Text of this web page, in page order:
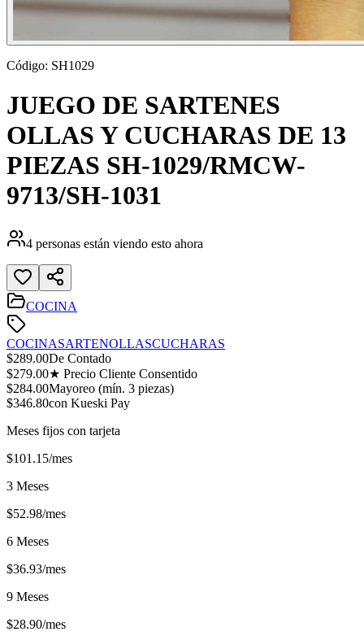
Código: SH1029
JUEGO DE SARTENES
OLLAS Y CUCHARAS DE 13
PIEZAS SH-1029/RMCW-
9713/SH-1031
4 personas están viendo esto ahora
COCINA
COCINASARTENOLLASCUCHARAS
$289.00De Contado
$279.00★ Precio Cliente Consentido
$284.00Mayoreo (mín. 3 piezas)
$346.80con Kueski Pay
Meses fijos con tarjeta
$101.15/mes
3 Meses
$52.98/mes
6 Meses
$36.93/mes
9 Meses
$28.90/mes